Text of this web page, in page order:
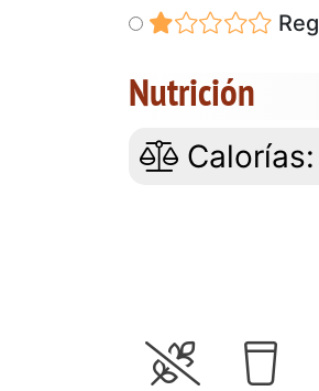
Nutrición
Calorías: